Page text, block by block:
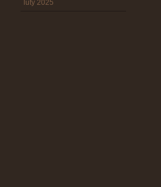
luty 2025